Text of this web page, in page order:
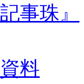
事珠』
料